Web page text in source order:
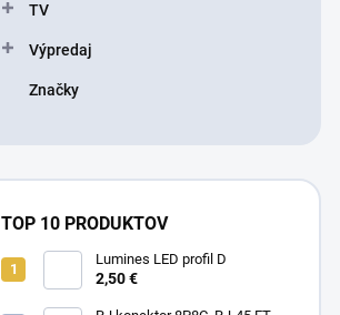
TV
Výpredaj
Značky
TOP 10 PRODUKTOV
Lumines LED profil D
2,50 €